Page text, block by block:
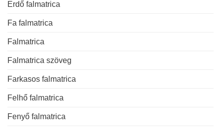
Erdő falmatrica
Fa falmatrica
Falmatrica
Falmatrica szöveg
Farkasos falmatrica
Felhő falmatrica
Fenyő falmatrica